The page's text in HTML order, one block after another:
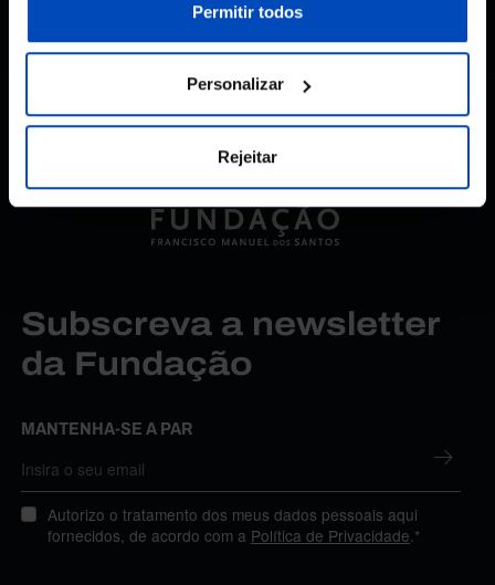
Política de Cookies.
Permitir todos
Personalizar
Rejeitar
Subscreva a newsletter
da Fundação
MANTENHA-SE A PAR
Autorizo o tratamento dos meus dados pessoais aqui
fornecidos, de acordo com a Política de Privacidade .*